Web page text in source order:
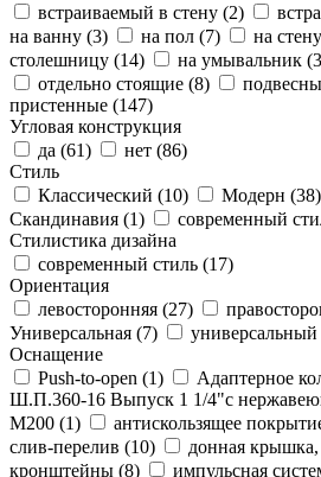
встраиваемый в стену (2)
на ванну (3) на пол (7) на
столешницу (14) на умывальник (
отдельно стоящие (8)
пристенные (147)
Угловая конструкция
да (61) нет (86)
Стиль
Классический (10) Модерн (38)
Скандинавия (1) современный
Стилистика дизайна
современный стиль (17)
Ориентация
левосторонняя (27)
Универсальная (7) универсальный
Оснащение
Push-to-open (1)
Адаптерное
Ш.П.360-16 Выпуск 1 1/4"с
М200 (1) антискользящее
слив-перелив (10)
донная
кронштейны (8) импульсная